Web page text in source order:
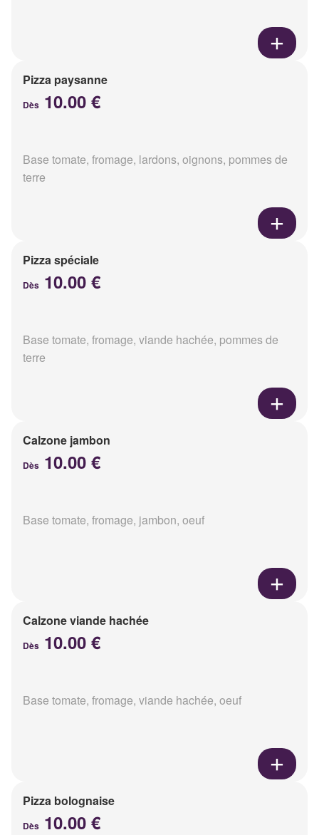
Pizza paysanne
Dès 10.00 €
Base tomate, fromage, lardons, oignons, pommes de
terre
Pizza spéciale
Dès 10.00 €
Base tomate, fromage, viande hachée, pommes de
terre
Calzone jambon
Dès 10.00 €
Base tomate, fromage, jambon, oeuf
Calzone viande hachée
Dès 10.00 €
Base tomate, fromage, viande hachée, oeuf
Pizza bolognaise
Dès 10.00 €